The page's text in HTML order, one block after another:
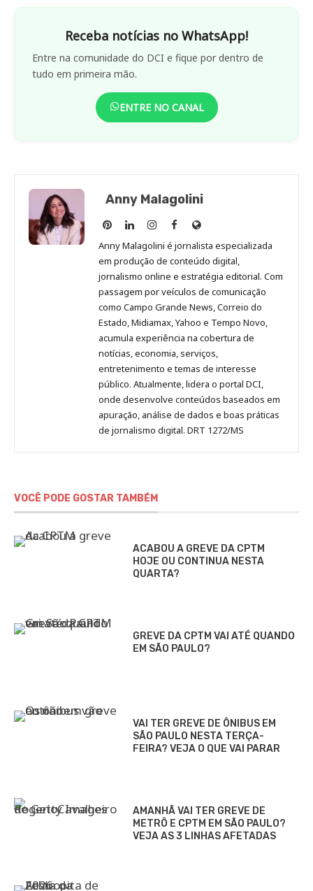
Receba notícias no WhatsApp!
Entre na comunidade do DCI e fique por dentro de
tudo em primeira mão.
ENTRE NO CANAL
Anny Malagolini
Anny
Malagolini
no
Pinterest
Anny
Malagolini
no
LinkedIn
Anny
Malagolini
no
Instagram
Anny
Malagolini
no
Facebook
Site
de
Anny
Malagolini
Anny Malagolini é jornalista especializada
em produção de conteúdo digital,
jornalismo online e estratégia editorial. Com
passagem por veículos de comunicação
como Campo Grande News, Correio do
Estado, Midiamax, Yahoo e Tempo Novo,
acumula experiência na cobertura de
notícias, economia, serviços,
entretenimento e temas de interesse
público. Atualmente, lidera o portal DCI,
onde desenvolve conteúdos baseados em
apuração, análise de dados e boas práticas
de jornalismo digital. DRT 1272/MS
VOCÊ PODE GOSTAR TAMBÉM
ACABOU A GREVE DA CPTM
HOJE OU CONTINUA NESTA
QUARTA?
GREVE DA CPTM VAI ATÉ QUANDO
EM SÃO PAULO?
VAI TER GREVE DE ÔNIBUS EM
SÃO PAULO NESTA TERÇA-
FEIRA? VEJA O QUE VAI PARAR
AMANHÃ VAI TER GREVE DE
METRÔ E CPTM EM SÃO PAULO?
VEJA AS 3 LINHAS AFETADAS